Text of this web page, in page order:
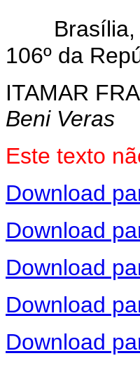
106º da
ITAMAR
Beni Veras
Este texto
Download
Download
Download
Download
Download